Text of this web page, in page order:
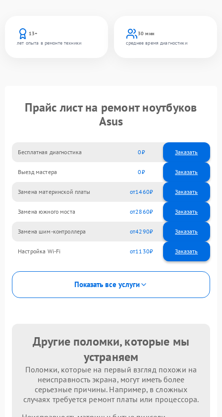
13+
лет опыта в ремонте техники
30 мин
среднее время диагностики
Прайс лист на ремонт ноутбуков
Asus
Бесплатная диагностика 0 Заказать
Выезд мастера 0 Заказать
Замена материнской платы 1460
Замена южного моста 2860
Замена шим-контроллера 4290
Настройка Wi-Fi 1130
Показать все услуги
Другие поломки, которые мы
устраняем
Поломки, которые на первый взгляд похожи на
неисправность экрана, могут иметь более
серьезные причины. Например, в сложных
случаях требуется ремонт платы или процессора.